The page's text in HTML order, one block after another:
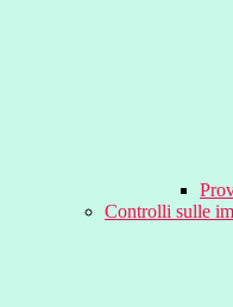
Controlli sulle